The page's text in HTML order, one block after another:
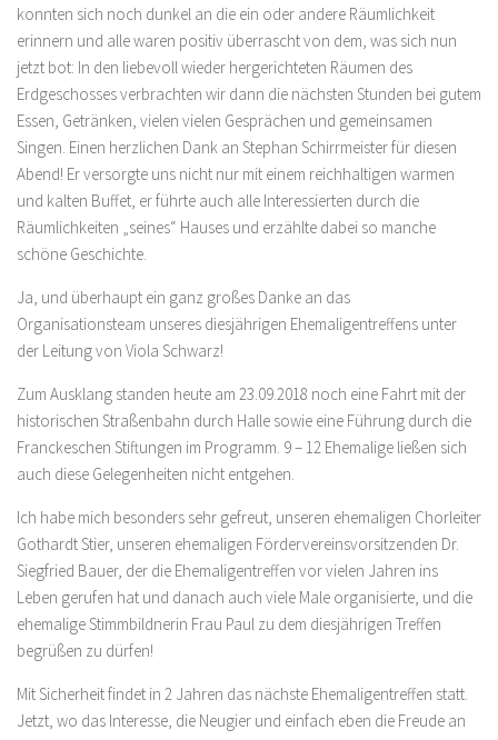
konnten sich noch dunkel an die ein oder andere Räumlichkeit
erinnern und alle waren positiv überrascht von dem, was sich nun
jetzt bot: In den liebevoll wieder hergerichteten Räumen des
Erdgeschosses verbrachten wir dann die nächsten Stunden bei gutem
Essen, Getränken, vielen vielen Gesprächen und gemeinsamen
Singen. Einen herzlichen Dank an Stephan Schirrmeister für diesen
Abend! Er versorgte uns nicht nur mit einem reichhaltigen warmen
und kalten Buffet, er führte auch alle Interessierten durch die
Räumlichkeiten „seines“ Hauses und erzählte dabei so manche
schöne Geschichte.
Ja, und überhaupt ein ganz großes Danke an das
Organisationsteam unseres diesjährigen Ehemaligentreffens unter
der Leitung von Viola Schwarz!
Zum Ausklang standen heute am 23.09.2018 noch eine Fahrt mit der
historischen Straßenbahn durch Halle sowie eine Führung durch die
Franckeschen Stiftungen im Programm. 9 – 12 Ehemalige ließen sich
auch diese Gelegenheiten nicht entgehen.
Ich habe mich besonders sehr gefreut, unseren ehemaligen Chorleiter
Gothardt Stier, unseren ehemaligen Fördervereinsvorsitzenden Dr.
Siegfried Bauer, der die Ehemaligentreffen vor vielen Jahren ins
Leben gerufen hat und danach auch viele Male organisierte, und die
ehemalige Stimmbildnerin Frau Paul zu dem diesjährigen Treffen
begrüßen zu dürfen!
Mit Sicherheit findet in 2 Jahren das nächste Ehemaligentreffen statt.
Jetzt, wo das Interesse, die Neugier und einfach eben die Freude an